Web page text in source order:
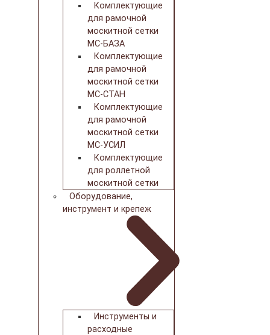
Комплектующие
для рамочной
москитной сетки
МС-БАЗА
Комплектующие
для рамочной
москитной сетки
МС-СТАН
Комплектующие
для рамочной
москитной сетки
МС-УСИЛ
Комплектующие
для роллетной
москитной сетки
Оборудование,
инструмент и крепеж
Инструменты и
расходные